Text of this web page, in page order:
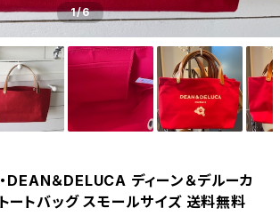
1/6
DEAN＆DELUCA ディーン＆デルーカ
ートバッグ スモールサイズ 送料無料